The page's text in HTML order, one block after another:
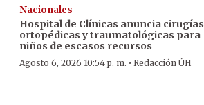
Nacionales
Hospital de Clínicas anuncia cirugías
ortopédicas y traumatológicas para
niños de escasos recursos
Agosto 6, 2026 10:54 p. m. · Redacción ÚH